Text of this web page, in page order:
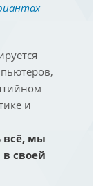
и
всё, мы
своей